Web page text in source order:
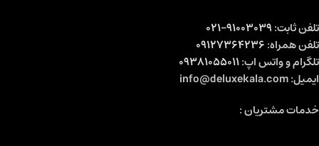
تلفن ثابت:91003039-021
تلفن همراه:09127364236
تلگرام و واتس اپ:09381055011
ایمیل: info@deluxekala.com
خدمات مشتریان :